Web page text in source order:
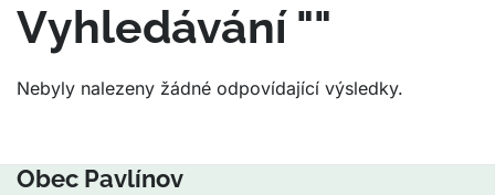
Vyhledávání ""
Nebyly nalezeny žádné odpovídající výsledky.
Obec Pavlínov